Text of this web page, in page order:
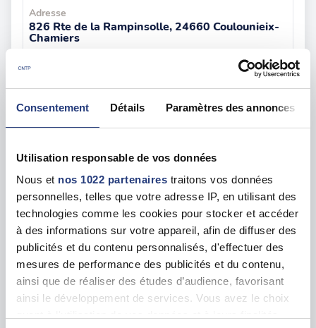
Consentement Détails Paramètres des annonces
Utilisation responsable de vos données
Nous et nos 1022 partenaires traitons vos données
personnelles, telles que votre adresse IP, en utilisant des
technologies comme les cookies pour stocker et accéder
à des informations sur votre appareil, afin de diffuser des
publicités et du contenu personnalisés, d'effectuer des
mesures de performance des publicités et du contenu,
ainsi que de réaliser des études d’audience, favorisant
ainsi le développement de services. Vous avez le choix
Adresse
826 Rte de la Rampinsolle, 24660 Coulounieix-
Chamiers
Charente (16) 19 dates disponibles
Corrèze (19) 31 dates disponibles
Gironde (33) 212 dates disponibles
Lot (46) 12 dates disponibles